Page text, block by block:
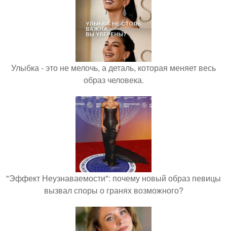
Улыбка - это не мелочь, а деталь, которая меняет весь
образ человека.
"Эффект Неузнаваемости": почему новый образ певицы
вызвал споры о гранях возможного?